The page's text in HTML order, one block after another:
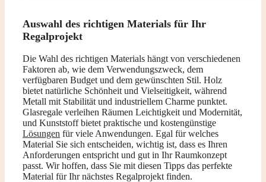
Auswahl des richtigen Materials für Ihr
Regalprojekt
Die Wahl des richtigen Materials hängt von verschiedenen
Faktoren ab, wie dem Verwendungszweck, dem
verfügbaren Budget und dem gewünschten Stil. Holz
bietet natürliche Schönheit und Vielseitigkeit, während
Metall mit Stabilität und industriellem Charme punktet.
Glasregale verleihen Räumen Leichtigkeit und Modernität,
und Kunststoff bietet praktische und kostengünstige
Lösungen für viele Anwendungen. Egal für welches
Material Sie sich entscheiden, wichtig ist, dass es Ihren
Anforderungen entspricht und gut in Ihr Raumkonzept
passt. Wir hoffen, dass Sie mit diesen Tipps das perfekte
Material für Ihr nächstes Regalprojekt finden.